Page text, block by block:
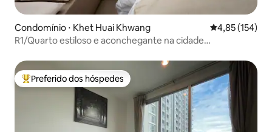
Condomínio ⋅ Khet Huai Khwang 4,85 de uma
4,85 (154)
R1/Quarto estiloso e aconchegante na cidade
Entre os melhores preferidos dos hóspedes
Preferido dos hóspedes